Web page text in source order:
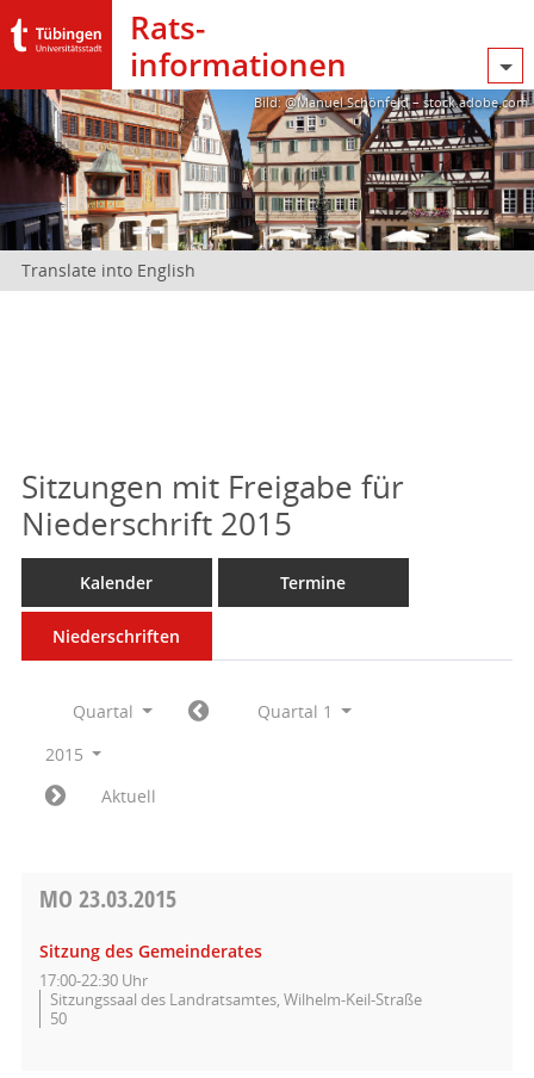
Rats­
informationen
Bild: @Manuel Schönfeld – stock.adobe.com
Translate into English
Sitzungen mit Freigabe für
Niederschrift 2015
Kalender Termine
Niederschriften
Quartal
Quartal 1
2015
Aktuell
MO 23.03.2015
Sitzung des Gemeinderates
17:00-22:30 Uhr
Sitzungssaal des Landratsamtes, Wilhelm-Keil-Straße
50